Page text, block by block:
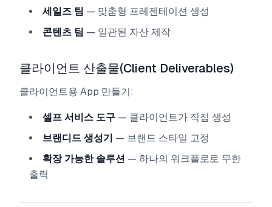
세일즈 팀 — 맞춤형 프레젠테이션 생성
콘텐츠 팀 — 일관된 자산 제작
클라이언트 산출물(Client Deliverables)
클라이언트용 App 만들기:
셀프 서비스 도구 — 클라이언트가 직접 생성
브랜디드 생성기 — 브랜드 스타일 고정
확장 가능한 솔루션 — 하나의 워크플로로 무한
출력